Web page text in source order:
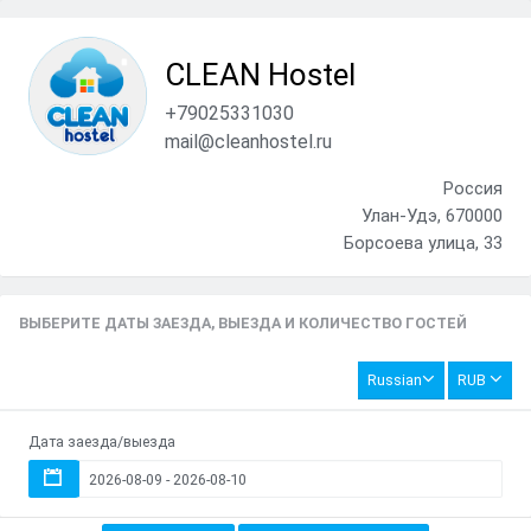
CLEAN Hostel
+79025331030
mail@cleanhostel.ru
Россия
Улан-Удэ, 670000
Борсоева улица, 33
ВЫБЕРИТЕ ДАТЫ ЗАЕЗДА, ВЫЕЗДА И КОЛИЧЕСТВО ГОСТЕЙ
Russian RUB
Дата заезда/выезда